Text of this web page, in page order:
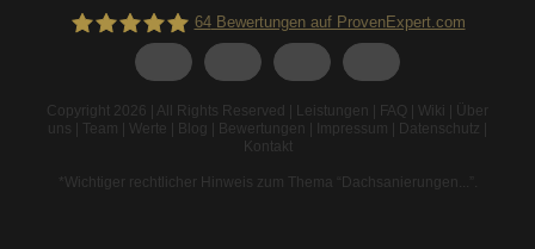
64Bewertungen auf ProvenExpert.com
Copyright 2026 | All Rights Reserved | Leistungen | FAQ | Wiki | Über
uns | Team | Werte | Blog | Bewertungen | Impressum | Datenschutz |
Kontakt
*Wichtiger rechtlicher Hinweis zum Thema “Dachsanierungen...”